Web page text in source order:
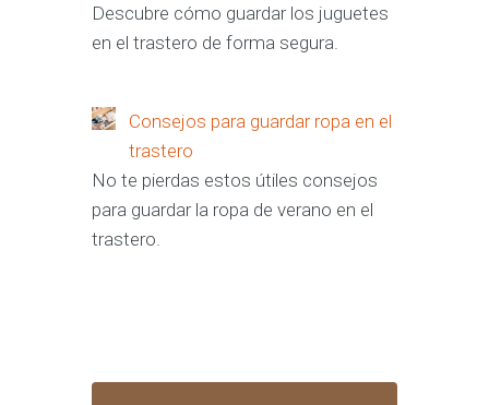
Descubre cómo guardar los juguetes
en el trastero de forma segura.
Consejos para guardar ropa en el
trastero
No te pierdas estos útiles consejos
para guardar la ropa de verano en el
trastero.